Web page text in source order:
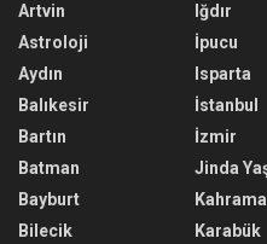
Artvin
Astroloji
Aydın
Balıkesir
Bartın
Batman
Bayburt
Bilecik
Iğdır
İpucu
Isparta
İstanbul
İzmir
Jinda
Karabük